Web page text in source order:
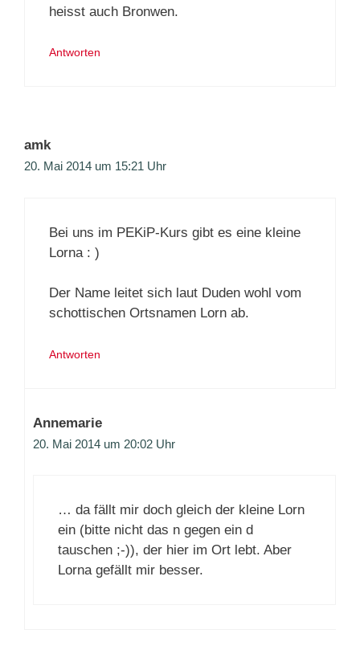
heisst auch Bronwen.
Antworten
amk
20. Mai 2014 um 15:21 Uhr
Bei uns im PEKiP-Kurs gibt es eine kleine
Lorna : )
Der Name leitet sich laut Duden wohl vom
schottischen Ortsnamen Lorn ab.
Antworten
Annemarie
20. Mai 2014 um 20:02 Uhr
… da fällt mir doch gleich der kleine Lorn
ein (bitte nicht das n gegen ein d
tauschen ;-)), der hier im Ort lebt. Aber
Lorna gefällt mir besser.